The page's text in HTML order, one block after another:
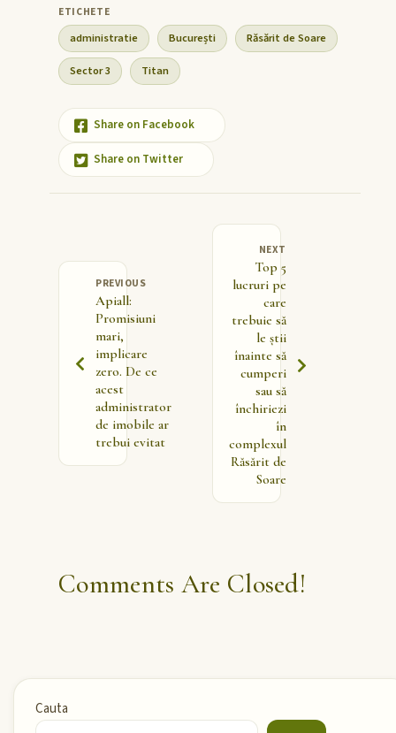
administratie București Răsărit de Soare
Sector 3 Titan
Share on Facebook
Share on Twitter
PREVIOUS
Apiall:
Promisiuni
mari,
implicare
zero. De ce
acest
administrator
de imobile ar
trebui evitat
NEXT
Top 5
lucruri pe
care
trebuie să
le știi
înainte să
cumperi
sau să
închiriezi
în
complexul
Răsărit de
Soare
Comments Are Closed!
Cauta